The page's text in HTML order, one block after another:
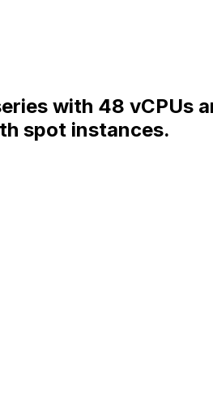
with 48 vCPUs
spot instances.